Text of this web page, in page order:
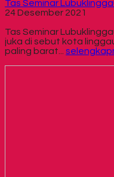
Tas Seminar
24 Desember 2021
Tas Seminar
juka di sebut kota
paling barat...